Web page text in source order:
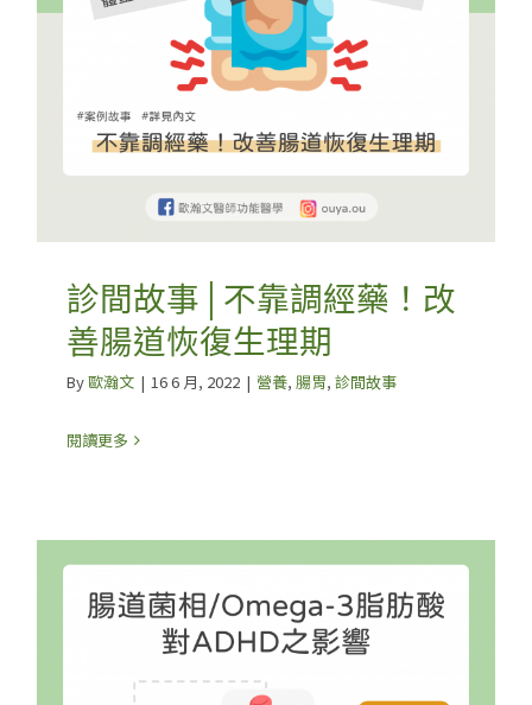
診間故事│不靠調經藥！改
善腸道恢復生理期
By歐瀚文 | 16 6 月, 2022 | 營養, 腸胃, 診間故事
閱讀更多